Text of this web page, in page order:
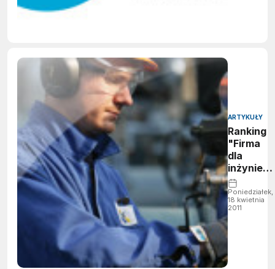
ARTYKUŁY
Ranking
"Firma
dla
inżyniera
2010"
Poniedziałek,
18 kwietnia
2011